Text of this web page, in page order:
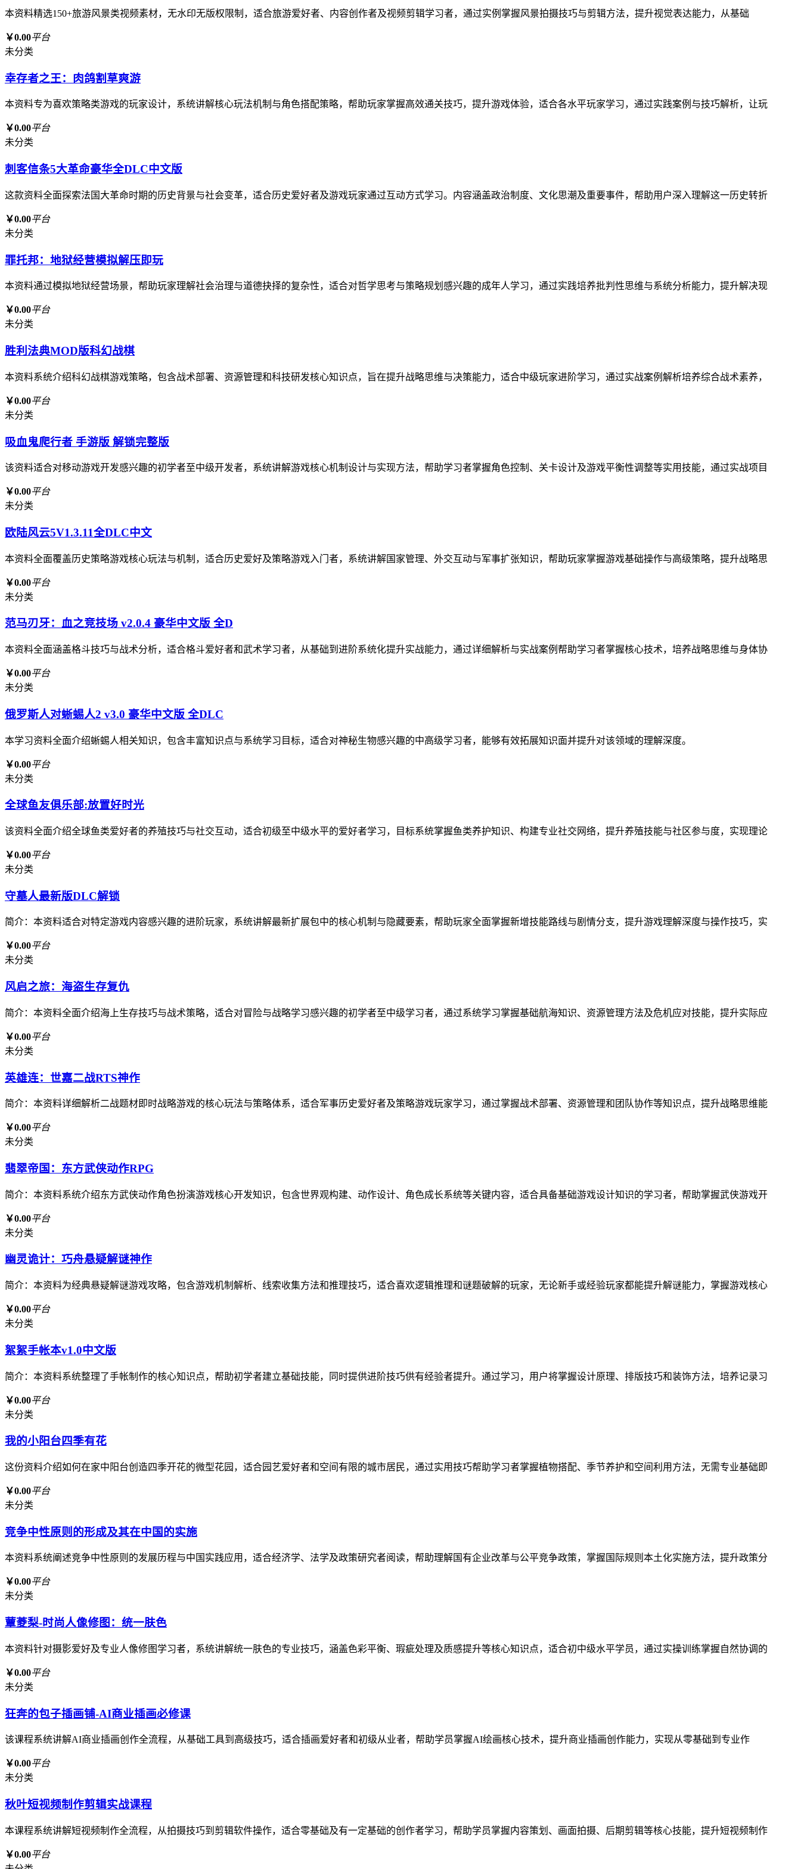
本资料精选150+旅游风景类视频素材，无水印无版权限制，适合旅游爱好者、内容创作者及视频剪辑学习者，通过实例掌握风景拍摄技巧与剪辑方法，提升视觉表达能力，从基础
￥0.00平台
未分类
幸存者之王：肉鸽割草爽游
本资料专为喜欢策略类游戏的玩家设计，系统讲解核心玩法机制与角色搭配策略，帮助玩家掌握高效通关技巧，提升游戏体验，适合各水平玩家学习，通过实践案例与技巧解析，让玩
￥0.00平台
未分类
刺客信条5大革命豪华全DLC中文版
这款资料全面探索法国大革命时期的历史背景与社会变革，适合历史爱好者及游戏玩家通过互动方式学习。内容涵盖政治制度、文化思潮及重要事件，帮助用户深入理解这一历史转折
￥0.00平台
未分类
罪托邦：地狱经营模拟解压即玩
本资料通过模拟地狱经营场景，帮助玩家理解社会治理与道德抉择的复杂性，适合对哲学思考与策略规划感兴趣的成年人学习，通过实践培养批判性思维与系统分析能力，提升解决现
￥0.00平台
未分类
胜利法典MOD版科幻战棋
本资料系统介绍科幻战棋游戏策略，包含战术部署、资源管理和科技研发核心知识点，旨在提升战略思维与决策能力，适合中级玩家进阶学习，通过实战案例解析培养综合战术素养，
￥0.00平台
未分类
吸血鬼爬行者 手游版 解锁完整版
该资料适合对移动游戏开发感兴趣的初学者至中级开发者，系统讲解游戏核心机制设计与实现方法，帮助学习者掌握角色控制、关卡设计及游戏平衡性调整等实用技能，通过实战项目
￥0.00平台
未分类
欧陆风云5V1.3.11全DLC中文
本资料全面覆盖历史策略游戏核心玩法与机制，适合历史爱好及策略游戏入门者，系统讲解国家管理、外交互动与军事扩张知识，帮助玩家掌握游戏基础操作与高级策略，提升战略思
￥0.00平台
未分类
范马刃牙：血之竞技场 v2.0.4 豪华中文版 全D
本资料全面涵盖格斗技巧与战术分析，适合格斗爱好者和武术学习者，从基础到进阶系统化提升实战能力，通过详细解析与实战案例帮助学习者掌握核心技术，培养战略思维与身体协
￥0.00平台
未分类
俄罗斯人对蜥蜴人2 v3.0 豪华中文版 全DLC
本学习资料全面介绍蜥蜴人相关知识，包含丰富知识点与系统学习目标，适合对神秘生物感兴趣的中高级学习者，能够有效拓展知识面并提升对该领域的理解深度。
￥0.00平台
未分类
全球鱼友俱乐部:放置好时光
该资料全面介绍全球鱼类爱好者的养殖技巧与社交互动，适合初级至中级水平的爱好者学习，目标系统掌握鱼类养护知识、构建专业社交网络，提升养殖技能与社区参与度，实现理论
￥0.00平台
未分类
守墓人最新版DLC解锁
简介：本资料适合对特定游戏内容感兴趣的进阶玩家，系统讲解最新扩展包中的核心机制与隐藏要素，帮助玩家全面掌握新增技能路线与剧情分支，提升游戏理解深度与操作技巧，实
￥0.00平台
未分类
风启之旅：海盗生存复仇
简介：本资料全面介绍海上生存技巧与战术策略，适合对冒险与战略学习感兴趣的初学者至中级学习者，通过系统学习掌握基础航海知识、资源管理方法及危机应对技能，提升实际应
￥0.00平台
未分类
英雄连：世嘉二战RTS神作
简介：本资料详细解析二战题材即时战略游戏的核心玩法与策略体系，适合军事历史爱好者及策略游戏玩家学习，通过掌握战术部署、资源管理和团队协作等知识点，提升战略思维能
￥0.00平台
未分类
翡翠帝国：东方武侠动作RPG
简介：本资料系统介绍东方武侠动作角色扮演游戏核心开发知识，包含世界观构建、动作设计、角色成长系统等关键内容，适合具备基础游戏设计知识的学习者，帮助掌握武侠游戏开
￥0.00平台
未分类
幽灵诡计：巧舟悬疑解谜神作
简介：本资料为经典悬疑解谜游戏攻略，包含游戏机制解析、线索收集方法和推理技巧，适合喜欢逻辑推理和谜题破解的玩家，无论新手或经验玩家都能提升解谜能力，掌握游戏核心
￥0.00平台
未分类
絮絮手帐本v1.0中文版
简介：本资料系统整理了手帐制作的核心知识点，帮助初学者建立基础技能，同时提供进阶技巧供有经验者提升。通过学习，用户将掌握设计原理、排版技巧和装饰方法，培养记录习
￥0.00平台
未分类
我的小阳台四季有花
这份资料介绍如何在家中阳台创造四季开花的微型花园，适合园艺爱好者和空间有限的城市居民，通过实用技巧帮助学习者掌握植物搭配、季节养护和空间利用方法，无需专业基础即
￥0.00平台
未分类
竞争中性原则的形成及其在中国的实施
本资料系统阐述竞争中性原则的发展历程与中国实践应用，适合经济学、法学及政策研究者阅读，帮助理解国有企业改革与公平竞争政策，掌握国际规则本土化实施方法，提升政策分
￥0.00平台
未分类
蕈菱梨-时尚人像修图：统一肤色
本资料针对摄影爱好及专业人像修图学习者，系统讲解统一肤色的专业技巧，涵盖色彩平衡、瑕疵处理及质感提升等核心知识点，适合初中级水平学员，通过实操训练掌握自然协调的
￥0.00平台
未分类
狂奔的包子插画铺-AI商业插画必修课
该课程系统讲解AI商业插画创作全流程，从基础工具到高级技巧，适合插画爱好者和初级从业者，帮助学员掌握AI绘画核心技术，提升商业插画创作能力，实现从零基础到专业作
￥0.00平台
未分类
秋叶短视频制作剪辑实战课程
本课程系统讲解短视频制作全流程，从拍摄技巧到剪辑软件操作，适合零基础及有一定基础的创作者学习，帮助学员掌握内容策划、画面拍摄、后期剪辑等核心技能，提升短视频制作
￥0.00平台